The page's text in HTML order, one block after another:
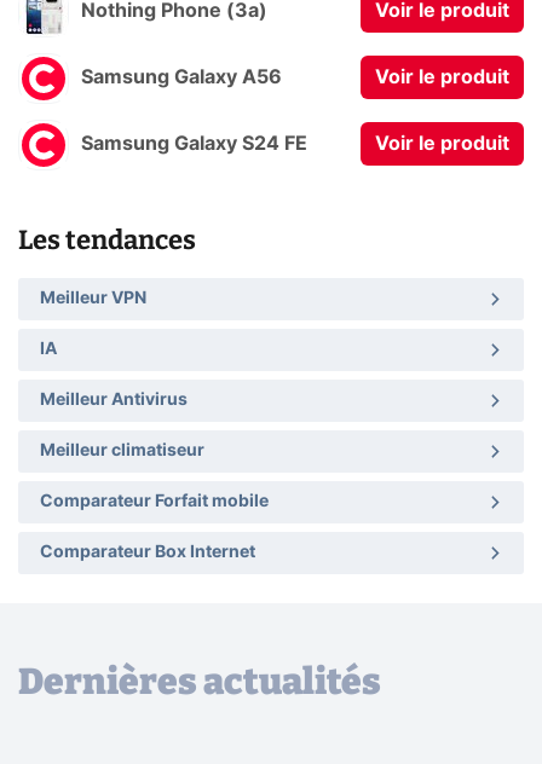
Nothing Phone (3a) Voir le produit
Samsung Galaxy A56 Voir le produit
Samsung Galaxy S24 FE Voir le produit
Les tendances
Meilleur VPN
IA
Meilleur Antivirus
Meilleur climatiseur
Comparateur Forfait mobile
Comparateur Box Internet
Dernières actualités